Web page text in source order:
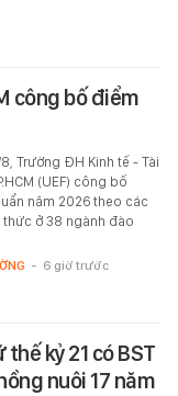
công bố điểm
Trường ĐH Kinh tế - Tài
(UEF) công bố
năm 2026 theo các
ở 38 ngành đào
- 6 giờ trước
kỷ 21 có BST
nuôi 17 năm